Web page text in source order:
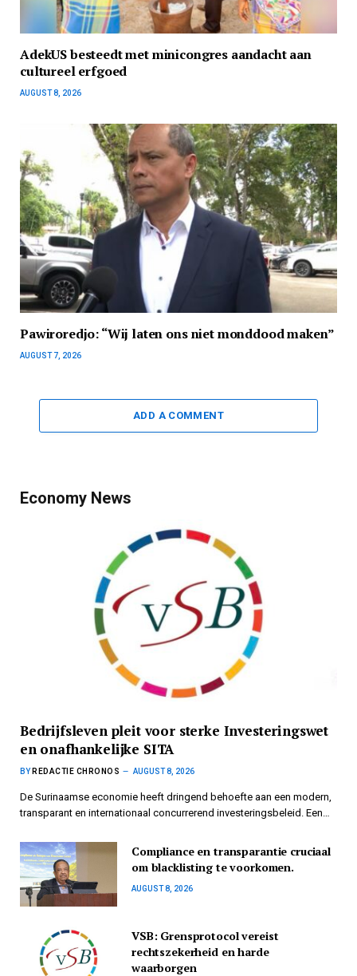
AdekUS besteedt met minicongres aandacht aan
cultureel erfgoed
AUGUST 8, 2026
Pawiroredjo: “Wij laten ons niet monddood maken”
AUGUST 7, 2026
ADD A COMMENT
Economy News
Bedrijfsleven pleit voor sterke Investeringswet
en onafhankelijke SITA
BY REDACTIE CHRONOS AUGUST 8, 2026
De Surinaamse economie heeft dringend behoefte aan een modern,
transparant en internationaal concurrerend investeringsbeleid. Een…
Compliance en transparantie cruciaal
om blacklisting te voorkomen.
AUGUST 8, 2026
VSB: Grensprotocol vereist
rechtszekerheid en harde
waarborgen